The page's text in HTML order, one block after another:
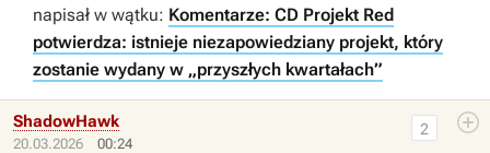
napisał w wątku: Komentarze: CD Projekt Red
potwierdza: istnieje niezapowiedziany projekt, który
zostanie wydany w „przyszłych kwartałach”
20.03.2026 00:24
2
ShadowHawk